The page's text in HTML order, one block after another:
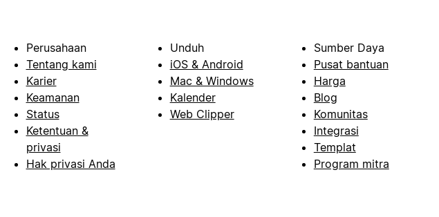
Perusahaan
Tentang kami
Karier
Keamanan
Status
Ketentuan &
privasi
Hak privasi Anda
Unduh
iOS & Android
Mac & Windows
Kalender
Web Clipper
Sumber Daya
Pusat bantuan
Harga
Blog
Komunitas
Integrasi
Templat
Program mitra